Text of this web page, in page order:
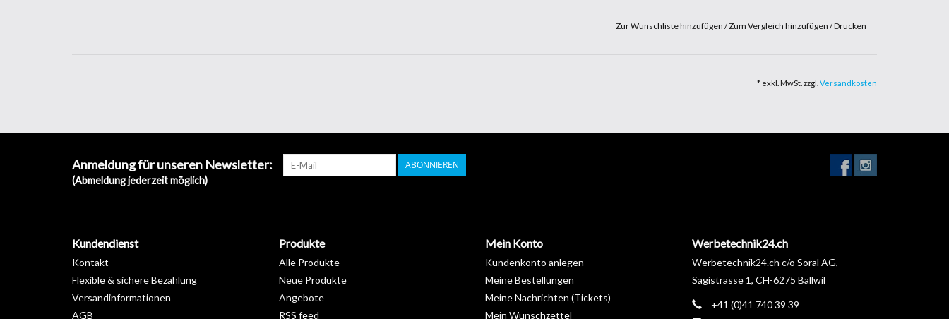
Zur Wunschliste hinzufügen /Zum Vergleich hinzufügen /Drucken
* exkl. MwSt. zzgl. Versandkosten
Anmeldung für unseren Newsletter:
(Abmeldung jederzeit möglich)
ABONNIEREN
Kundendienst
Kontakt
Flexible & sichere Bezahlung
Versandinformationen
AGB
Produkte
Alle Produkte
Neue Produkte
Angebote
RSS feed
Mein Konto
Kundenkonto anlegen
Meine Bestellungen
Meine Nachrichten (Tickets)
Mein Wunschzettel
Werbetechnik24.ch
Werbetechnik24.ch c/o Soral AG,
Sagistrasse 1, CH-6275 Ballwil
+41 (0)41 740 39 39